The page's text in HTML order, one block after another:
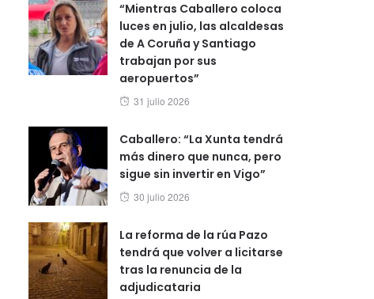
“Mientras Caballero coloca
luces en julio, las alcaldesas
de A Coruña y Santiago
trabajan por sus
aeropuertos”
Posted
31 julio 2026
Caballero: “La Xunta tendrá
más dinero que nunca, pero
sigue sin invertir en Vigo”
Posted
30 julio 2026
La reforma de la rúa Pazo
tendrá que volver a licitarse
tras la renuncia de la
adjudicataria